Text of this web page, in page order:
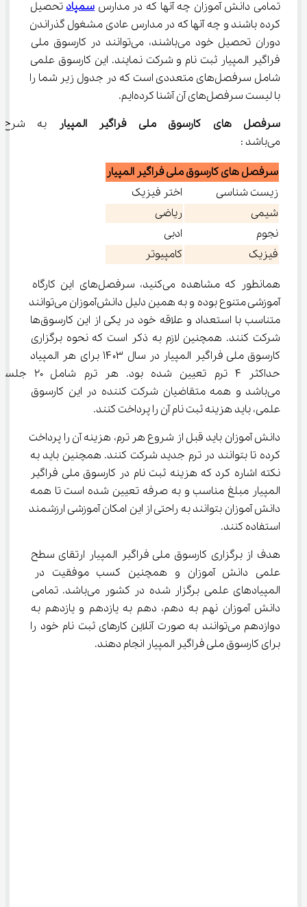
تمامی دانش آموزان چه آنها که در مدارس سمپاد تحصیل
کرده باشند و چه آنها که در مدارس عادی مشغول گذراندن
دوران تحصیل خود می‌باشند، می‌توانند در کارسوق ملی
فراگیر المپیار ثبت نام و شرکت نمایند. این کارسوق علمی
شامل سرفصل‌های متعددی است که در جدول زیر شما را
با لیست سرفصل‌های آن آشنا کرده‌ایم.
سرفصل ‌های کارسوق ملی فراگیر المپیار
به شرح
می‌باشد :
سرفصل ‌های کارسوق ملی فراگیر المپیار
زیست شناسی
اختر فیزیک
شیمی
ریاضی
نجوم
ادبی
فیزیک
کامپیوتر
همانطور که مشاهده می‌کنید، سرفصل‌های این کارگاه
آموزشی متنوع بوده و به همین دلیل دانش‌آموزان می‌توانند
متناسب با استعداد و علاقه خود در یکی از این کارسوق‌ها
شرکت کنند. همچنین لازم به ذکر است که نحوه برگزاری
کارسوق ملی فراگیر المپیار در سال ۱۴۰۳ برای هر المپیاد
حداکثر ۴ ترم تعیین شده بود. هر ترم
می‌باشد و همه متقاضیان شرکت کننده در این کارسوق
علمی، باید هزینه ثبت نام آن را پرداخت کنند.
دانش آموزان باید قبل از شروع هر ترم، هزینه آن را پرداخت
کرده تا بتوانند در ترم جدید شرکت کنند. همچنین باید به
نکته اشاره کرد که هزینه ثبت نام در کارسوق ملی فراگیر
المپیار مبلغ مناسب و به صرفه تعیین شده است تا همه
دانش آموزان بتوانند به راحتی از این امکان آموزشی ارزشمند
استفاده کنند.
هدف از برگزاری کارسوق ملی فراگیر المپیار ارتقای سطح
علمی دانش آموزان و همچنین کسب موفقیت در
المپیادهای علمی برگزار شده در کشور می‌باشد. تمامی
دانش آموزان نهم به دهم، دهم به یازدهم و یازدهم به
دوازدهم می‌توانند به صورت آنلاین کارهای ثبت نام خود را
برای کارسوق ملی فراگیر المپیار انجام دهند.